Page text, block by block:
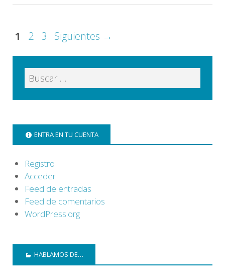
1 2 3 Siguientes →
ENTRA EN TU CUENTA
Registro
Acceder
Feed de entradas
Feed de comentarios
WordPress.org
HABLAMOS DE…